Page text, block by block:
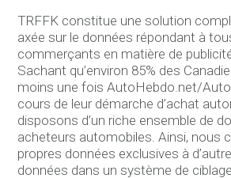
TRFFK constitue une solution
axée sur le données répondant à
commerçants en matière de
Sachant qu’environ 85% des
moins une fois AutoHebdo.net/
cours de leur démarche d’achat
disposons d’un riche ensemble de
acheteurs automobiles. Ainsi, nous
propres données exclusives à
données dans un système de